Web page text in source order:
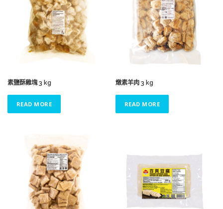
素鹽酥雞塊 3 kg
READ MORE
燉素羊肉 3 kg
READ MORE